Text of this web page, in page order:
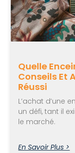
Quelle
Conseils Et
Réussi
L’achat d’une
un défi, tant il
le marché.
En Savoir Plus >